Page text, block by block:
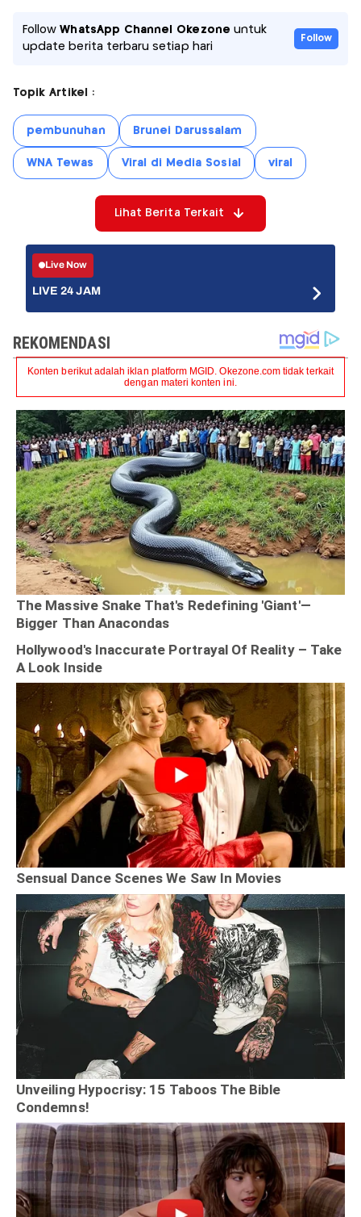
FollowWhatsApp Channel Okezone untuk
update berita terbaru setiap hari
Follow
Topik Artikel :
pembunuhan Brunei Darussalam
WNA Tewas Viral di Media Sosial viral
Lihat Berita Terkait
Live Now
LIVE 24 JAM